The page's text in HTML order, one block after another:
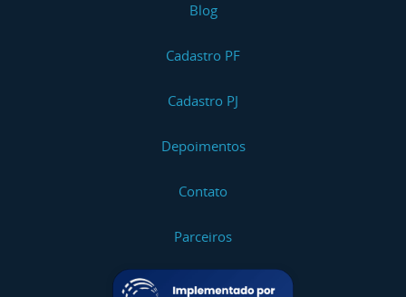
Blog
Cadastro PF
Cadastro PJ
Depoimentos
Contato
Parceiros